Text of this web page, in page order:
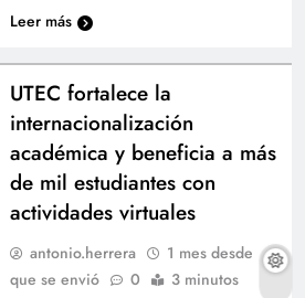
Leer más
UTEC fortalece la
internacionalización
académica y beneficia a más
de mil estudiantes con
actividades virtuales
antonio.herrera
1 mes desde
que se envió
0 3 minutos